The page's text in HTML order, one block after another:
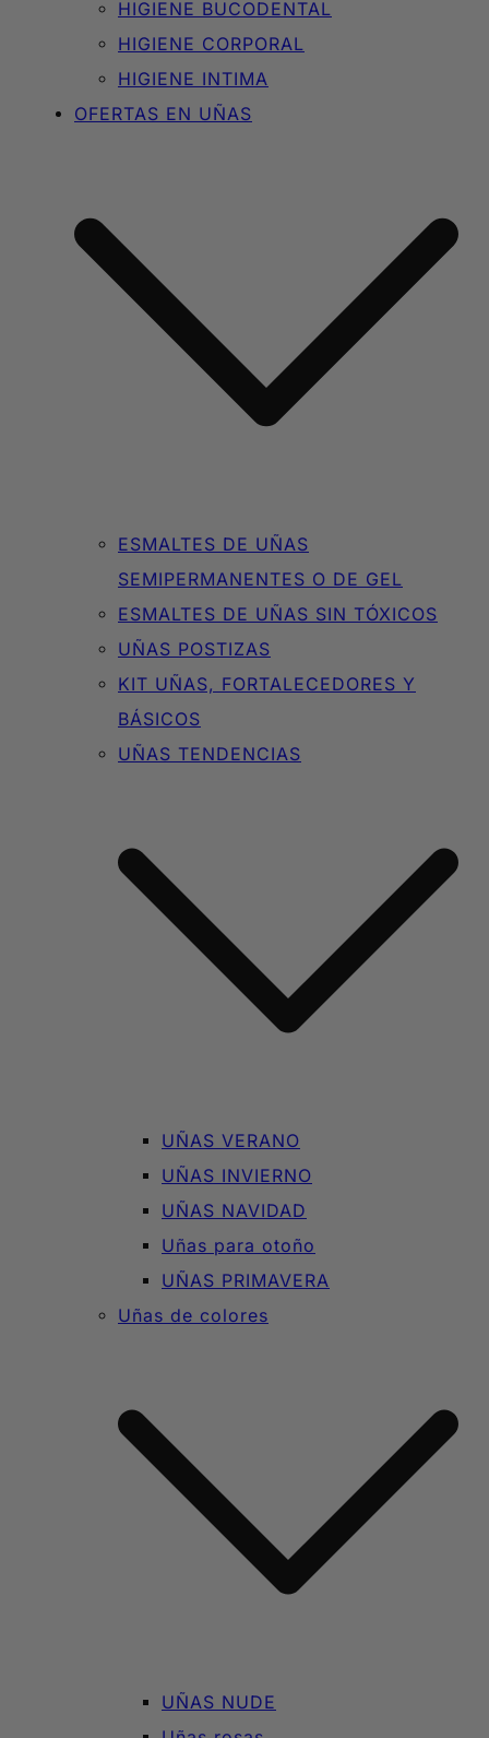
HIGIENE BUCODENTAL
HIGIENE CORPORAL
HIGIENE INTIMA
OFERTAS EN UÑAS
ESMALTES DE UÑAS
SEMIPERMANENTES O DE GEL
ESMALTES DE UÑAS SIN TÓXICOS
UÑAS POSTIZAS
KIT UÑAS, FORTALECEDORES Y
BÁSICOS
UÑAS TENDENCIAS
UÑAS VERANO
UÑAS INVIERNO
UÑAS NAVIDAD
Uñas para otoño
UÑAS PRIMAVERA
Uñas de colores
UÑAS NUDE